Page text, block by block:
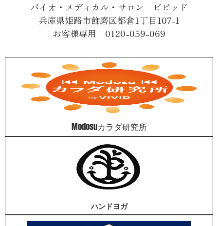
バイオ・メディカル・サロン ビビッド
兵庫県姫路市飾磨区都倉1丁目107-1
お客様専用 0120-059-069
Modosuカラダ研究所
ハンドヨガ